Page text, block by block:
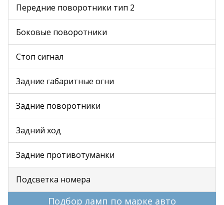
Передние поворотники тип 2
Боковые поворотники
Стоп сигнал
Задние габаритные огни
Задние поворотники
Задний ход
Задние противотуманки
Подсветка номера
Подбор ламп по марке авто